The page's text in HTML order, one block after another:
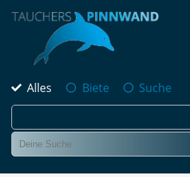
Alles Biete Suche